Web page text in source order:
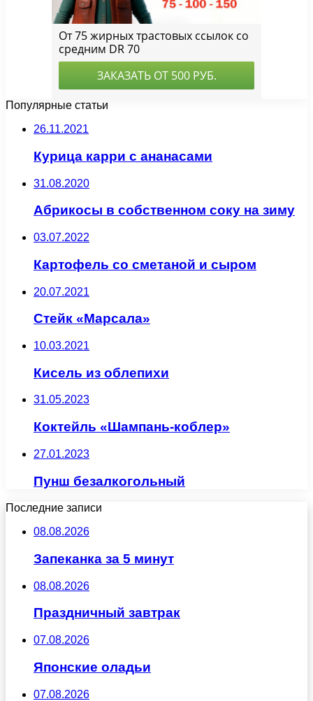
Популярные статьи
26.11.2021
Курица карри с ананасами
31.08.2020
Абрикосы в собственном соку на зиму
03.07.2022
Картофель со сметаной и сыром
20.07.2021
Стейк «Марсала»
10.03.2021
Кисель из облепихи
31.05.2023
Коктейль «Шампань-коблер»
27.01.2023
Пунш безалкогольный
Последние записи
08.08.2026
Запеканка за 5 минут
08.08.2026
Праздничный завтрак
07.08.2026
Японские оладьи
07.08.2026